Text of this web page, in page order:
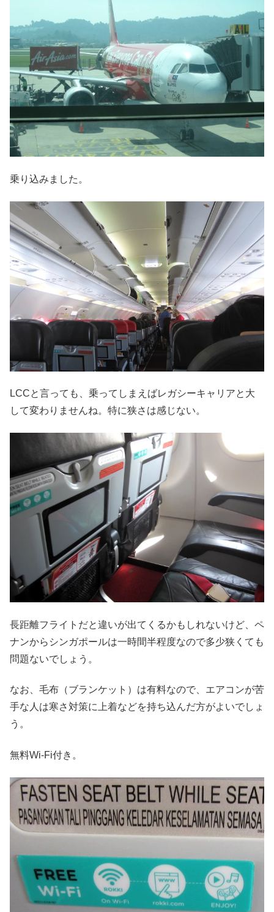
乗り込みました。
LCCと言っても、乗ってしまえばレガシーキャリアと大
して変わりませんね。特に狭さは感じない。
長距離フライトだと違いが出てくるかもしれないけど、ペ
ナンからシンガポールは一時間半程度なので多少狭くても
問題ないでしょう。
なお、毛布（ブランケット）は有料なので、エアコンが苦
手な人は寒さ対策に上着などを持ち込んだ方がよいでしょ
う。
無料Wi-Fi付き。